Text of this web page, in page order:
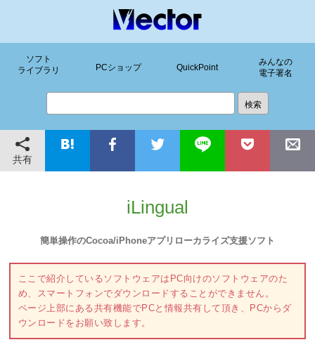
ソフト
ライブラリ
PCショップ QuickPoint
みんなの
電子署名
共有
iLingual
簡単操作のCocoa/iPhoneアプリローカライズ支援ソフト
ここで紹介しているソフトウェアはPC向けのソフトウェアのた
め、スマートフォンでダウンロードすることができません。
ページ上部にある共有機能でPCと情報共有して頂き、PCからダ
ウンロードをお願い致します。